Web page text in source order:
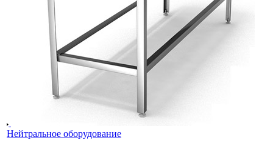
Нейтральное оборудование